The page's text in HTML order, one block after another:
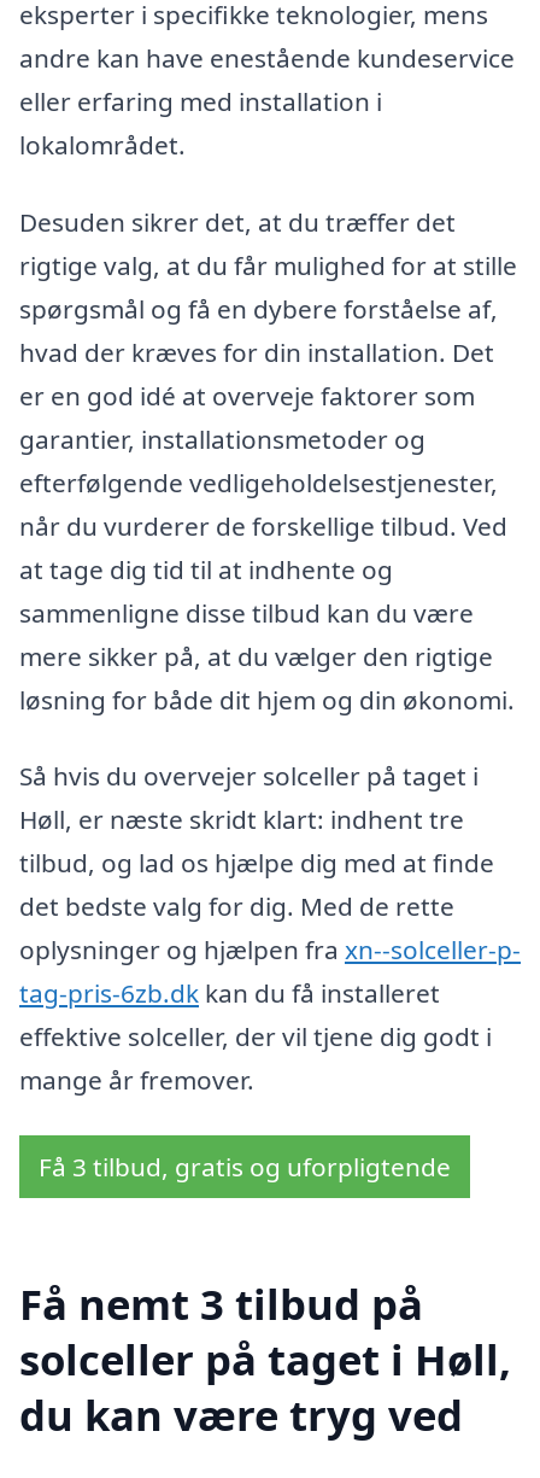
eksperter i specifikke teknologier, mens
andre kan have enestående kundeservice
eller erfaring med installation i
lokalområdet.
Desuden sikrer det, at du træffer det
rigtige valg, at du får mulighed for at stille
spørgsmål og få en dybere forståelse af,
hvad der kræves for din installation. Det
er en god idé at overveje faktorer som
garantier, installationsmetoder og
efterfølgende vedligeholdelsestjenester,
når du vurderer de forskellige tilbud. Ved
at tage dig tid til at indhente og
sammenligne disse tilbud kan du være
mere sikker på, at du vælger den rigtige
løsning for både dit hjem og din økonomi.
Så hvis du overvejer solceller på taget i
Høll, er næste skridt klart: indhent tre
tilbud, og lad os hjælpe dig med at finde
det bedste valg for dig. Med de rette
oplysninger og hjælpen fra xn--solceller-p-
tag-pris-6zb.dk kan du få installeret
effektive solceller, der vil tjene dig godt i
mange år fremover.
Få 3 tilbud, gratis og uforpligtende
Få nemt 3 tilbud på
solceller på taget i Høll,
du kan være tryg ved